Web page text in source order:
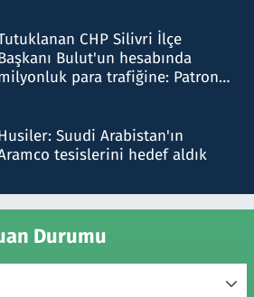
CHP Silivri İlçe
Bulut'un hesabında
para trafiğine: Patron
Suudi Arabistan'ın
tesislerini hedef aldık
Durumu